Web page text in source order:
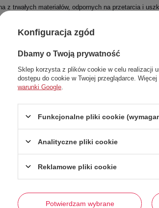
z trwałych materiałów, odpornych na przetarcia i
komfort użytkowania i wspiera stopę podczas
dla osób ceniących sobie niezawodność, ochronę i
Stwórz
-58%
Konfiguracja zgód
Dbamy o Twoją prywatność
Sklep korzysta z plików cookie w celu realizacji
dostępu do cookie w Twojej przeglądarce.
warunki Google
Funkcjonalne pliki cookie
Analityczne pliki cookie
Reklamowe pliki cookie
Potwierdzam wybrane